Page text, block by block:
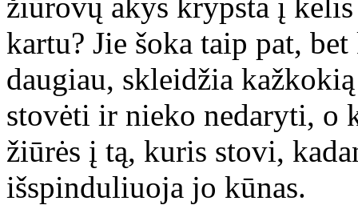
kartu? Jie šoka taip pat,
daugiau, skleidžia
stovėti ir nieko nedaryti, o
žiūrės į tą, kuris stovi,
išspinduliuoja jo kūnas.